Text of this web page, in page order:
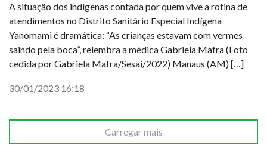
A situação dos indígenas contada por quem vive a rotina de
atendimentos no Distrito Sanitário Especial Indígena
Yanomami é dramática: “As crianças estavam com vermes
saindo pela boca”, relembra a médica Gabriela Mafra (Foto
cedida por Gabriela Mafra/Sesai/2022) Manaus (AM) […]
30/01/2023 16:18
Carregar mais